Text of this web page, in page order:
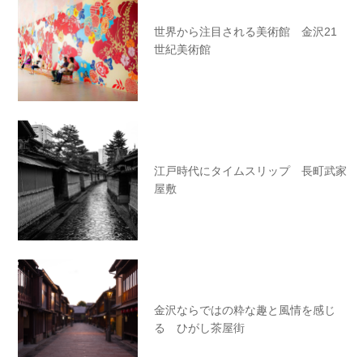
世界から注目される美術館 金沢21
世紀美術館
江戸時代にタイムスリップ 長町武家
屋敷
金沢ならではの粋な趣と風情を感じ
る ひがし茶屋街